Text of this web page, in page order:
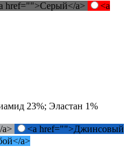
href="">Серый</a>
<a
23%; Эластан 1%
<a href="">Джинсовый
a>